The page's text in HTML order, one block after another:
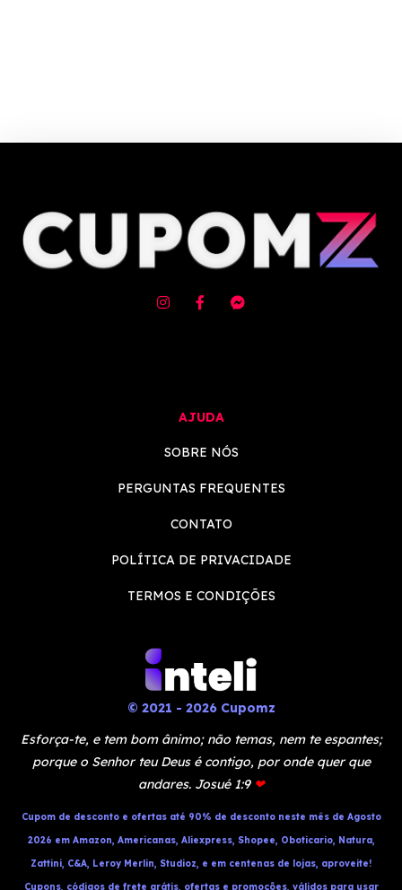
AJUDA
SOBRE NÓS
PERGUNTAS FREQUENTES
CONTATO
POLÍTICA DE PRIVACIDADE
TERMOS E CONDIÇÕES
© 2021 - 2026 Cupomz
Esforça-te, e tem bom ânimo; não temas, nem te espantes;
porque o Senhor teu Deus é contigo, por onde quer que
andares. Josué 1:9 ❤
Cupom de desconto e ofertas até 90% de desconto neste mês de Agosto
2026 em Amazon, Americanas, Aliexpress, Shopee, Oboticario, Natura,
Zattini, C&A, Leroy Merlin, Studioz, e em centenas de lojas, aproveite!
Cupons, códigos de frete grátis, ofertas e promoções, válidos para usar